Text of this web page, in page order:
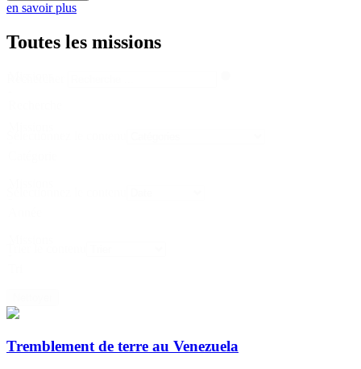
en savoir plus
Toutes les missions
Tremblement de terre au Venezuela